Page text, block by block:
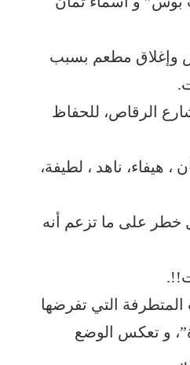
وإغلاق مطعم بسبب
الرقاص، للحفاظ
، هيفاء، ناهد ، لطيفة،
خطر على ما تزعم أنه
المتطرفة التي تفرضها
و تعكس الوضع